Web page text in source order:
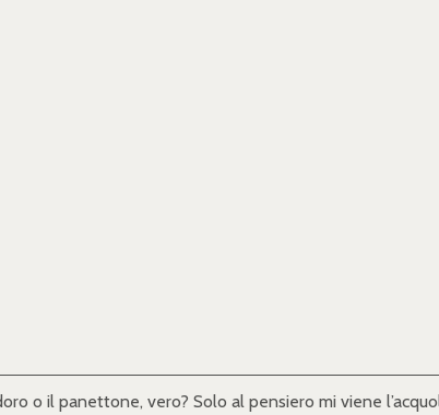
o il panettone, vero? Solo al pensiero mi viene